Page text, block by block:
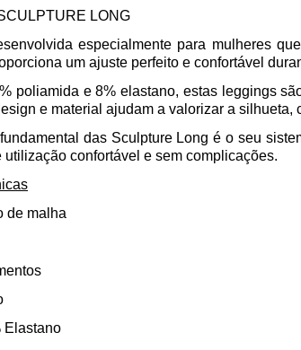
LONG
especialmente para mulheres
um ajuste perfeito e confortável
poliamida e 8% elastano, estas leggings
e material ajudam a valorizar a silhueta,
das Sculpture Long é o seu
utilização confortável e sem complicações.
de malha
Elastano